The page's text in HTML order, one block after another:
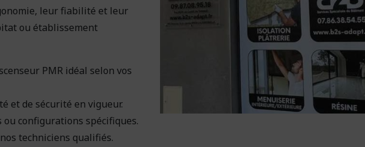
leur fiabilité et leur
ou établissement
PMR idéal selon vos
et de sécurité en vigueur.
configurations spécifiques.
techniciens qualifiés.